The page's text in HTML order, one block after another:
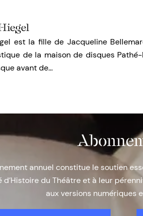
est la fille de Jacqueline
de la maison de disques
avant de…
annuel constitue le soutien
d’Histoire du Théâtre et à leur
aux versions numériques